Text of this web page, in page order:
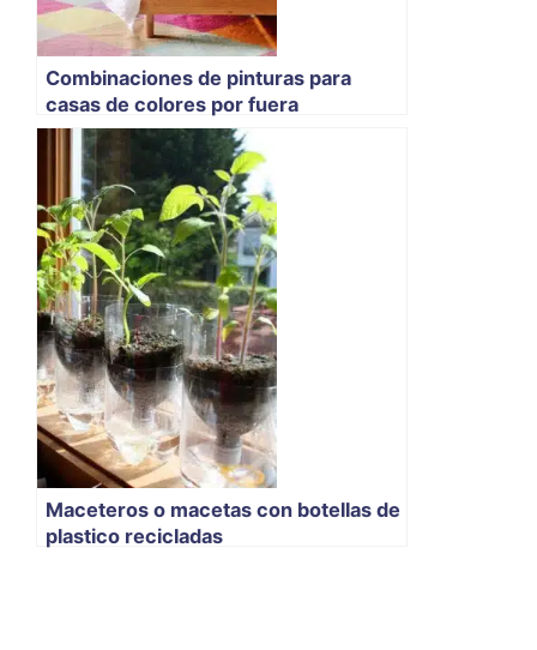
Combinaciones de pinturas para
casas de colores por fuera
Maceteros o macetas con botellas de
plastico recicladas